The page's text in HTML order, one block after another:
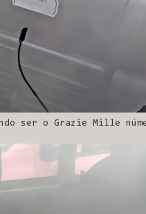
ser o Grazie Mille